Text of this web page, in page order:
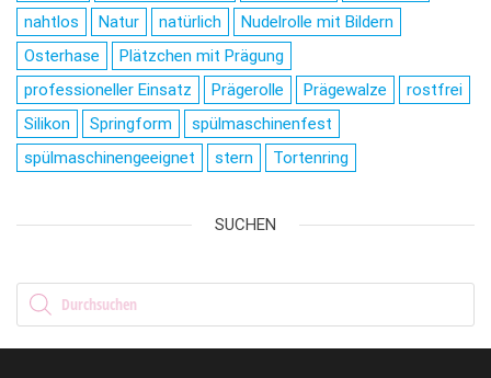
nahtlos
Natur natürlich
Nudelrolle mit Bildern
Osterhase
Plätzchen mit Prägung
professioneller Einsatz
Prägerolle Prägewalze
rostfrei
Silikon
Springform
spülmaschinenfest
spülmaschinengeeignet
stern Tortenring
SUCHEN
Products search